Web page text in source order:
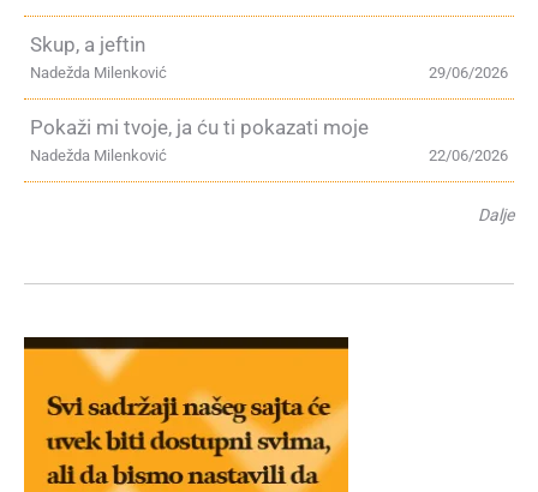
Skup, a jeftin
29/06/2026
Nadežda Milenković
Pokaži mi tvoje, ja ću ti pokazati moje
22/06/2026
Nadežda Milenković
Dalje